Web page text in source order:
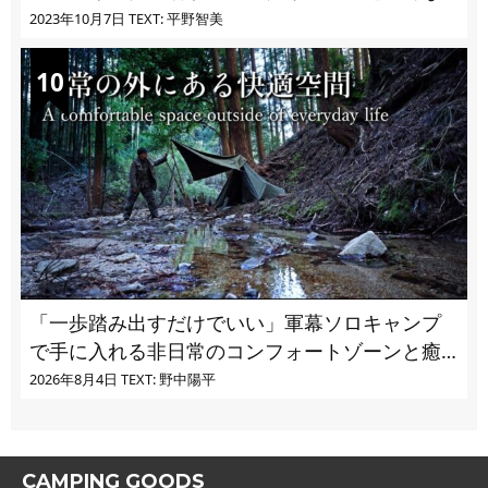
いきもの・鳥編 vol.03】
2023年10月7日 TEXT: 平野智美
「一歩踏み出すだけでいい」軍幕ソロキャンプ
で手に入れる非日常のコンフォートゾーンと癒
し
2026年8月4日 TEXT: 野中陽平
CAMPING GOODS